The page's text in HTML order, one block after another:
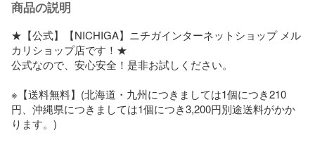
商品の説明
★【公式】【NICHIGA】ニチガインターネットショップ メル
カリショップ店です！★
公式なので、安心安全！是非お試しください。
※【送料無料】(北海道・九州につきましては1個につき210
円、沖縄県につきましては1個につき3,200円別途送料がかか
ります。)